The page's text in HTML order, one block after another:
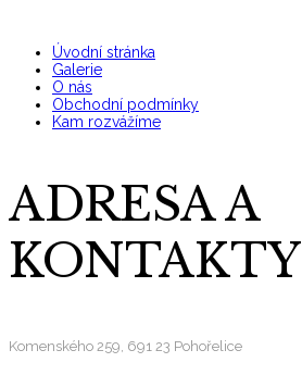
Úvodní stránka
Galerie
O nás
Obchodní podmínky
Kam rozvážíme
ADRESA A
KONTAKTY
Komenského 259, 691 23 Pohořelice